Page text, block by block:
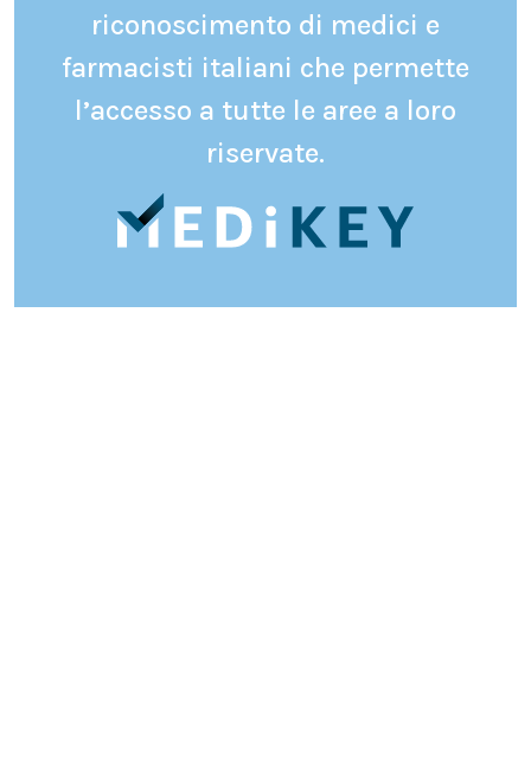
riconoscimento di medici e
farmacisti italiani che permette
l’accesso a tutte le aree a loro
riservate.